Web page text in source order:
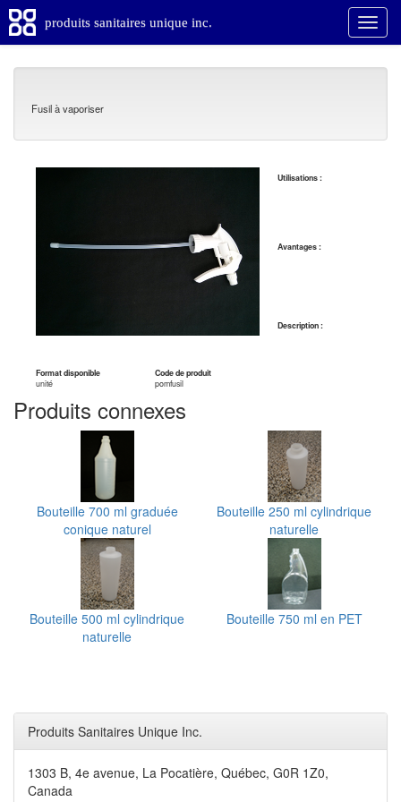
produits sanitaires unique inc.
Fusil à vaporiser
Format disponible
Code de produit
unité
pomfusil
Utilisations :
Avantages :
Description :
Produits connexes
Bouteille 700 ml graduée
conique naturel
Bouteille 250 ml cylindrique
naturelle
Bouteille 500 ml cylindrique
naturelle
Bouteille 750 ml en PET
Produits Sanitaires Unique Inc.
1303 B, 4e avenue, La Pocatière, Québec, G0R 1Z0,
Canada